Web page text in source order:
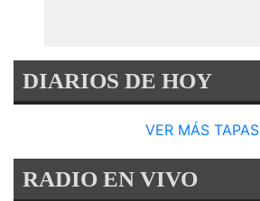
DIARIOS DE HOY
VER MÁS TAPAS
RADIO EN VIVO